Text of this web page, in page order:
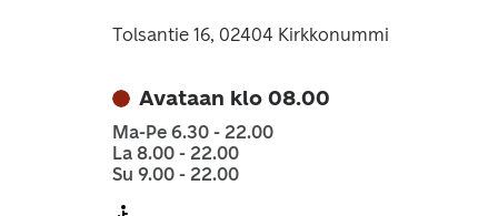
Tolsantie 16, 02404 Kirkkonummi
Avataan klo 08.00
Ma-Pe 6.30 - 22.00
La 8.00 - 22.00
Su 9.00 - 22.00